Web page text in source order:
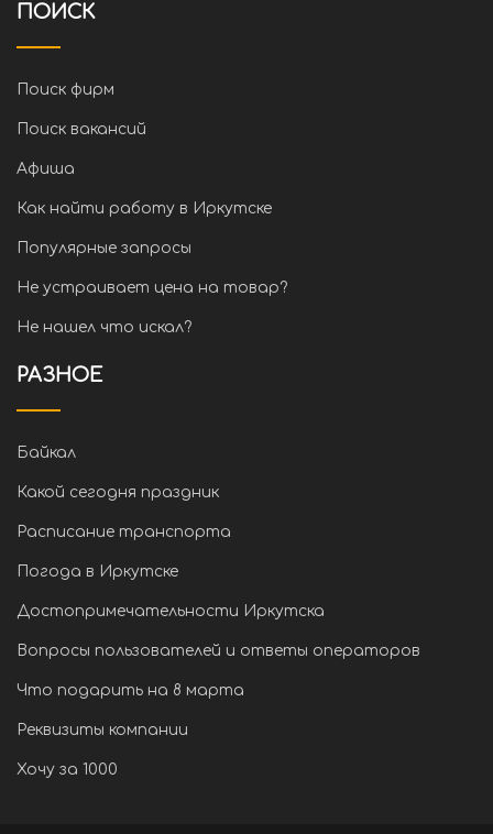
ПОИСК
Поиск фирм
Поиск вакансий
Афиша
Как найти работу в Иркутске
Популярные запросы
Не устраивает цена на товар?
Не нашел что искал?
РАЗНОЕ
Байкал
Какой сегодня праздник
Расписание транспорта
Погода в Иркутске
Достопримечательности Иркутска
Вопросы пользователей и ответы операторов
Что подарить на 8 марта
Реквизиты компании
Хочу за 1000